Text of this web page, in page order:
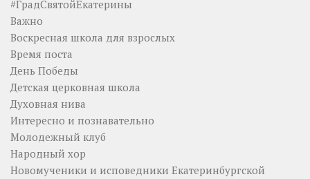
#ГрадСвятойЕкатерины
Важно
Воскресная школа для взрослых
Время поста
День Победы
Детская церковная школа
Духовная нива
Интересно и познавательно
Молодежный клуб
Народный хор
Новомученики и исповедники Екатеринбургской